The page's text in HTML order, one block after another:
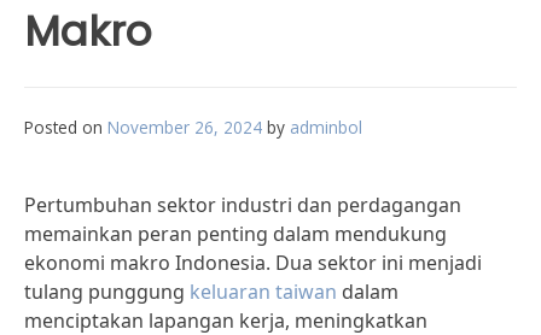
Makro
Posted on November 26, 2024 by adminbol
Pertumbuhan sektor industri dan perdagangan
memainkan peran penting dalam mendukung
ekonomi makro Indonesia. Dua sektor ini menjadi
tulang punggung keluaran taiwan dalam
menciptakan lapangan kerja, meningkatkan